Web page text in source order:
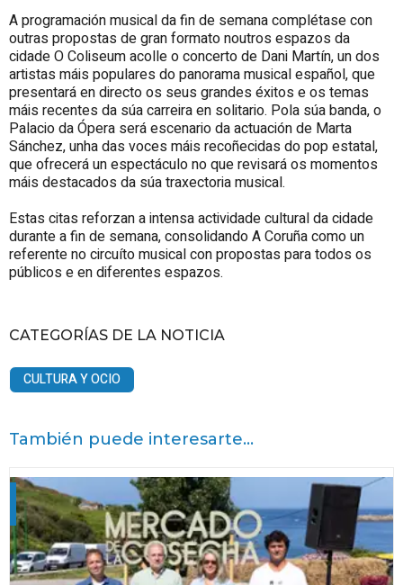
A programación musical da fin de semana complétase con
outras propostas de gran formato noutros espazos da
cidade O Coliseum acolle o concerto de Dani Martín, un dos
artistas máis populares do panorama musical español, que
presentará en directo os seus grandes éxitos e os temas
máis recentes da súa carreira en solitario. Pola súa banda, o
Palacio da Ópera será escenario da actuación de Marta
Sánchez, unha das voces máis recoñecidas do pop estatal,
que ofrecerá un espectáculo no que revisará os momentos
máis destacados da súa traxectoria musical.
Estas citas reforzan a intensa actividade cultural da cidade
durante a fin de semana, consolidando A Coruña como un
referente no circuíto musical con propostas para todos os
públicos e en diferentes espazos.
CATEGORÍAS DE LA NOTICIA
CULTURA Y OCIO
También puede interesarte...